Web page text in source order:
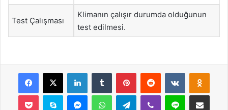
Test Çalışması
Klimanın çalışır durumda olduğunun
test edilmesi.
Facebook
X LinkedInTumblr PinterestReddit VKontakte
Pocket Skype MessengerWhatsAppTelegramViber Line E-Posta ile